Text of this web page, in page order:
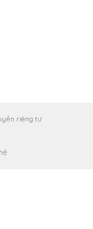
riêng tư